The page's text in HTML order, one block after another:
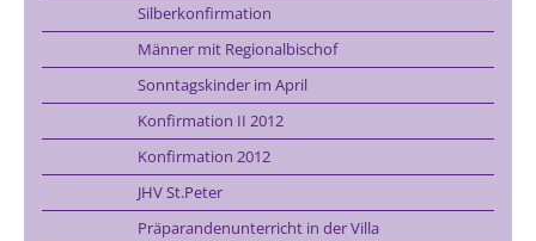
Silberkonfirmation
Männer mit Regionalbischof
Sonntagskinder im April
Konfirmation II 2012
Konfirmation 2012
JHV St.Peter
Präparandenunterricht in der Villa